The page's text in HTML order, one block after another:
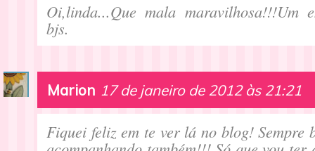
Oi,linda...Que mala maravilhosa!!!Um
bjs.
Marion 17 de janeiro de 2012 às 21:21
Fiquei feliz em te ver lá no blog! Sempre